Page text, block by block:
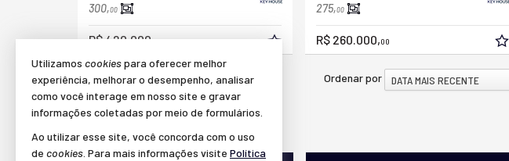
300,00
R$ 420.000,
275,00
R$ 260.000,00
35 imóveis encontrados Ordenar por DATA MAIS RECENTE
Utilizamos cookiespara oferecer melhor
experiência, melhorar o desempenho, analisar
como você interage em nosso site e gravar
informações coletadas por meio de formulários.
Ao utilizar esse site, você concorda com o uso
de cookies . Para mais informações visite Política